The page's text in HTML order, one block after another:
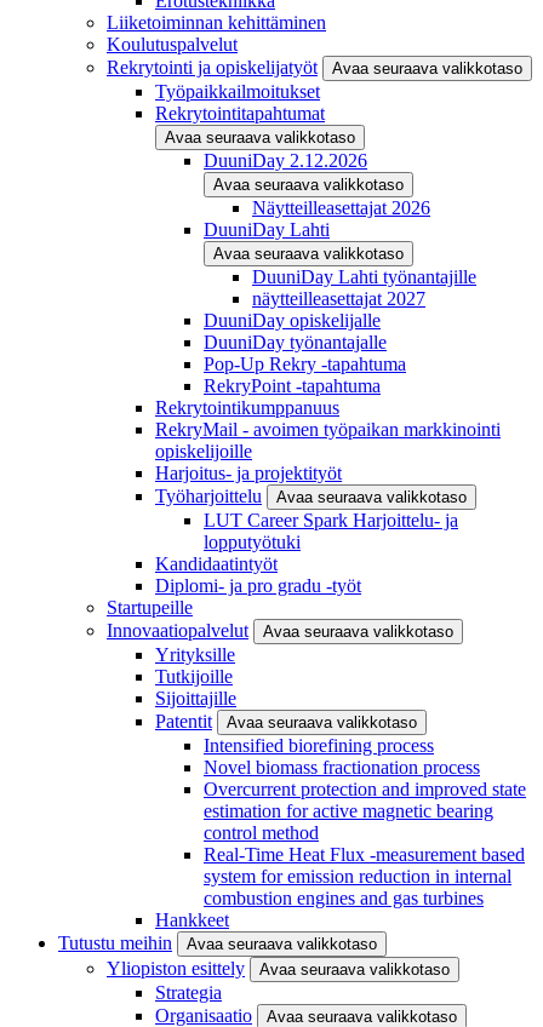
Liiketoiminnan kehittäminen
Koulutuspalvelut
Rekrytointi ja opiskelijatyöt
Avaa seuraava valikkotaso
Työpaikkailmoitukset
Rekrytointitapahtumat
Avaa seuraava valikkotaso
DuuniDay 2.12.2026
Avaa seuraava valikkotaso
Näytteilleasettajat 2026
DuuniDay Lahti
Avaa seuraava valikkotaso
DuuniDay Lahti työnantajille
näytteilleasettajat 2027
DuuniDay opiskelijalle
DuuniDay työnantajalle
Pop-Up Rekry -tapahtuma
RekryPoint -tapahtuma
Rekrytointikumppanuus
RekryMail - avoimen työpaikan markkinointi
opiskelijoille
Harjoitus- ja projektityöt
Työharjoittelu
Avaa seuraava valikkotaso
LUT Career Spark Harjoittelu- ja
lopputyötuki
Kandidaatintyöt
Diplomi- ja pro gradu -työt
Startupeille
Innovaatiopalvelut
Avaa seuraava valikkotaso
Yrityksille
Tutkijoille
Sijoittajille
Patentit
Avaa seuraava valikkotaso
Intensified biorefining process
Novel biomass fractionation process
Overcurrent protection and improved state
estimation for active magnetic bearing
control method
Real-Time Heat Flux -measurement based
system for emission reduction in internal
combustion engines and gas turbines
Hankkeet
Tutustu meihin
Avaa seuraava valikkotaso
Yliopiston esittely Avaa seuraava valikkotaso
Strategia
Organisaatio
Avaa seuraava valikkotaso